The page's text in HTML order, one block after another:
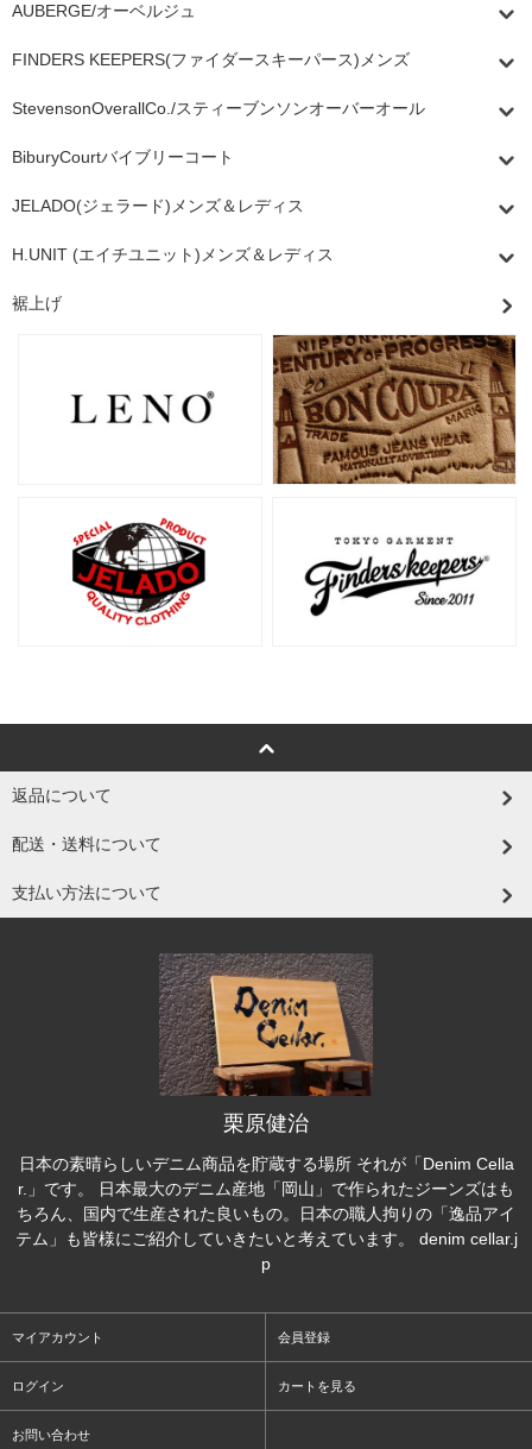
AUBERGE/オーベルジュ
FINDERS KEEPERS(ファイダースキーパース)メンズ
StevensonOverallCo./スティーブンソンオーバーオール
BiburyCourtバイブリーコート
JELADO(ジェラード)メンズ＆レディス
H.UNIT (エイチユニット)メンズ＆レディス
裾上げ
返品について
配送・送料について
支払い方法について
栗原健治
日本の素晴らしいデニム商品を貯蔵する場所 それが「Denim Cella
r.」です。 日本最大のデニム産地「岡山」で作られたジーンズはも
ちろん、国内で生産された良いもの。日本の職人拘りの「逸品アイ
テム」も皆様にご紹介していきたいと考えています。 denim cellar.j
p
マイアカウント 会員登録
ログイン カートを見る
お問い合わせ